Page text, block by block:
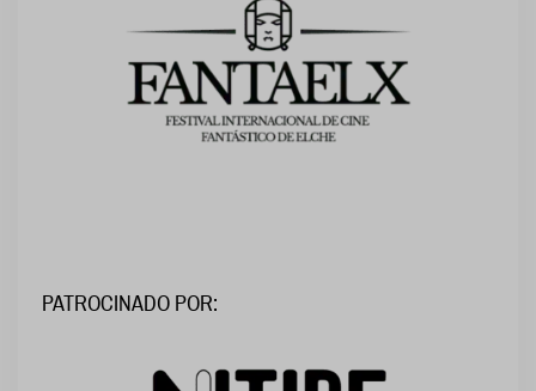
PATROCINADO POR: